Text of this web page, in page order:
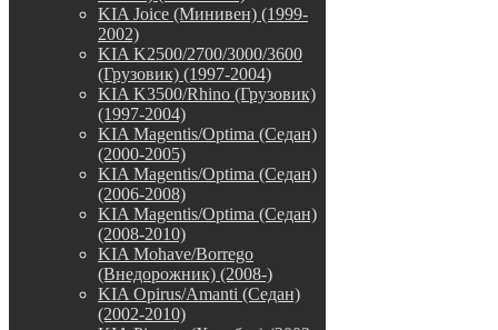
KIA Joice (Минивен) (1999-
2002)
KIA K2500/2700/3000/3600
(Грузовик) (1997-2004)
KIA K3500/Rhino (Грузовик)
(1997-2004)
KIA Magentis/Optima (Седан)
(2000-2005)
KIA Magentis/Optima (Седан)
(2006-2008)
KIA Magentis/Optima (Седан)
(2008-2010)
KIA Mohave/Borrego
(Внедорожник) (2008-)
KIA Opirus/Amanti (Седан)
(2002-2010)